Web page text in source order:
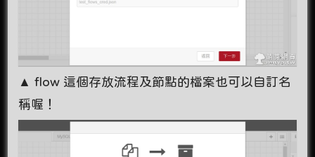
▲ flow 這個存放流程及節點的檔案也可以自訂名
稱喔！